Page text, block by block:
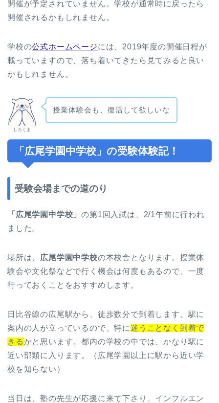
開催が予定されていません。学校が通常時に戻ったら
開催されるかもしれません。
学校の公式ホームページには、2019年度の開催日程が
載っていますので、落ち着いてきたら見てみると良い
かもしれません。
しろくま
授業体験会も、復活して欲しいな
「広尾学園中学校」の受験体験記！
受験会場までの道のり
「広尾学園中学校」の第1回入試は、2/1午前に行われ
ました。
場所は、 広尾学園中学校の本校舎となります。授業体
験会や文化祭などで行く機会は何度もあるので、一度
行っておくことをおすすめします。
日比谷線の広尾駅から、徒歩数分で到着します。駅に
案内の人が立っているので、特に迷うことなく到着で
きるかと思います。都内の学校の中では、かなり駅に
近い部類に入ります。（広尾学園以上に駅から近い学
校を知らない）
当日は、塾の先生が応援に来て下さり、インフルエン